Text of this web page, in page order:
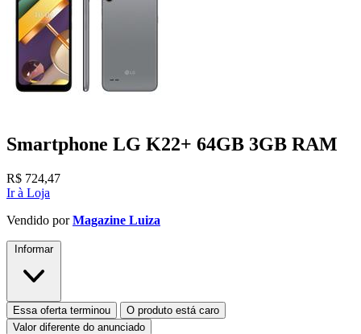
Smartphone LG K22+ 64GB 3GB RAM
R$ 724,47
Ir à Loja
Vendido porMagazine Luiza
Informar
Essa oferta terminou
O produto está caro
Valor diferente do anunciado